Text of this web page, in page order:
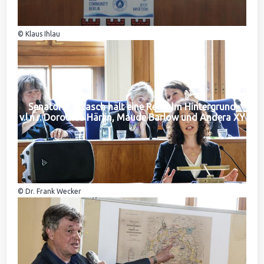
© Klaus Ihlau
Senatorin Jarasch hält eine Rede. Im Hintergrund
v.l.n.r. Dorothea Härlin, Maude Barlow und Andera XY
© Dr. Frank Wecker